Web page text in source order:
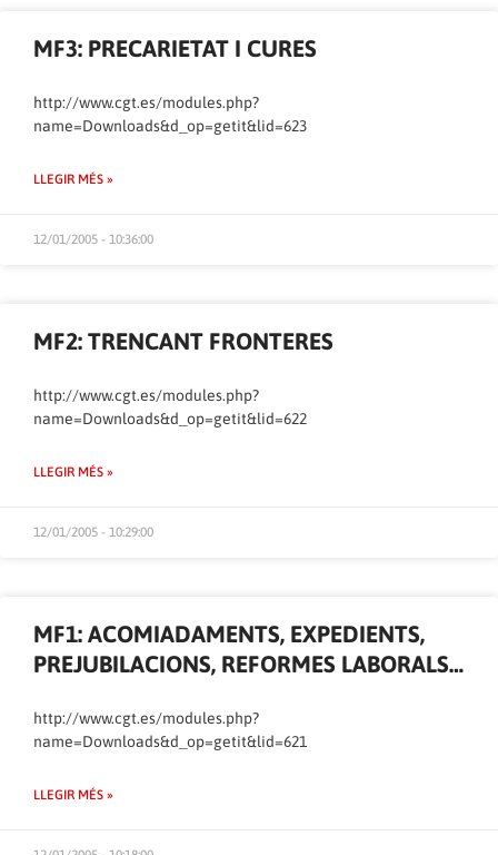
MF3: PRECARIETAT I CURES
http://www.cgt.es/modules.php?
name=Downloads&d_op=getit&lid=623
LLEGIR MÉS »
12/01/2005 - 10:36:00
MF2: TRENCANT FRONTERES
http://www.cgt.es/modules.php?
name=Downloads&d_op=getit&lid=622
LLEGIR MÉS »
12/01/2005 - 10:29:00
MF1: ACOMIADAMENTS, EXPEDIENTS,
PREJUBILACIONS, REFORMES LABORALS…
http://www.cgt.es/modules.php?
name=Downloads&d_op=getit&lid=621
LLEGIR MÉS »